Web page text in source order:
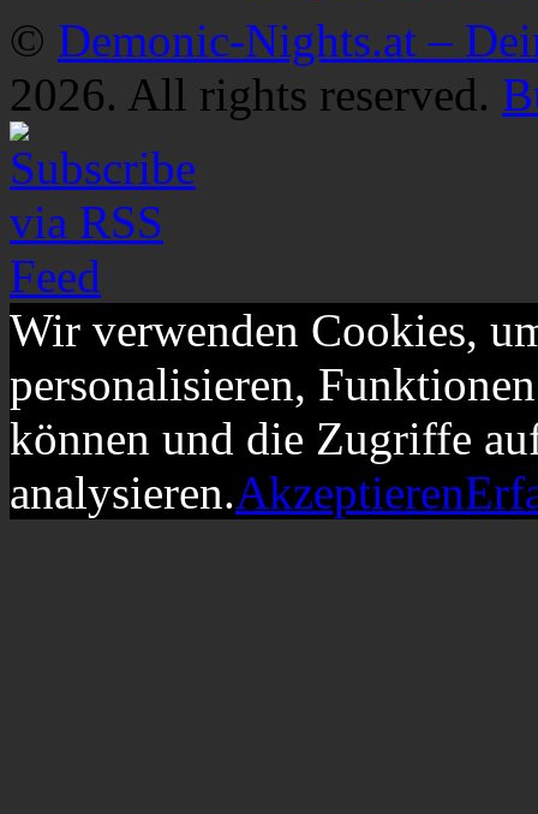
© Demonic-Nights.at –
2026. All rights reserved.
Wir verwenden Cookies,
personalisieren,
können und die Zugriffe
analysieren.Akzeptieren